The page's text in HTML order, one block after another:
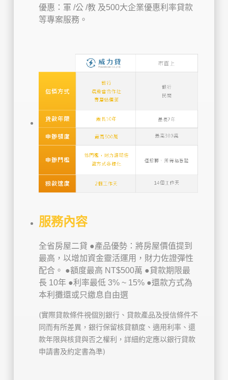
優惠：軍 /公 /教 及500大企業優惠利率貸款
等專案服務。
服務內容
全省房屋二貸 ●產品優勢：將房屋價值提到
最高，以增加資金靈活運用，財力佐證彈性
配合。 ●額度最高 NT$500萬 ●貸款期限最
長 10年●利率最低 3% ~ 15%●還款方式為
本利攤還或只繳息自由選
(實際貸款條件視個別銀行、貸款產品及授信條件不
同而有所差異，銀行保留核貸額度、適用利率、還
款年限與核貸與否之權利，詳細約定應以銀行貸款
申請書及約定書為準)